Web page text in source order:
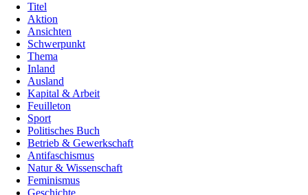
Titel
Aktion
Ansichten
Schwerpunkt
Thema
Inland
Ausland
Kapital & Arbeit
Feuilleton
Sport
Politisches Buch
Betrieb & Gewerkschaft
Antifaschismus
Natur & Wissenschaft
Feminismus
Geschichte